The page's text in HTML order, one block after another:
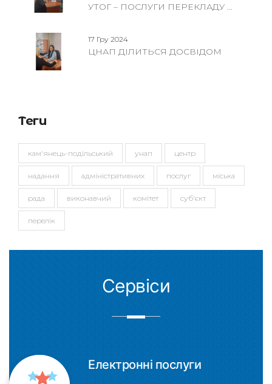
УТОГ – ПОСЛУГИ ПЕРЕКЛАДУ ...
17 Гру 2024
ЦНАП ДІЛИТЬСЯ ДОСВІДОМ
Теги
кам'янець-подільський унап центр
надання адміністративних послуг міська
рада виконавчий комітет суб'єкт
перелік
Сервіси
Електронні послуги